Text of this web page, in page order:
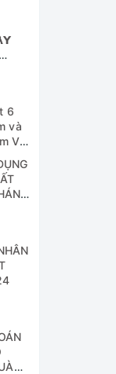
6
và
Vụ